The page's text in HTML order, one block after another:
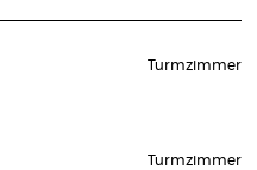
Turmzimmer
Turmzimmer